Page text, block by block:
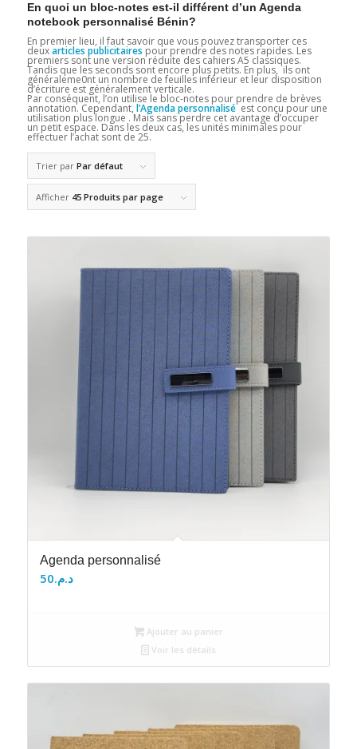
En quoi un bloc-notes est-il différent d’un Agenda
notebook personnalisé Bénin?
En premier lieu, il faut savoir que vous pouvez transporter ces
deuxarticles publicitaires pour prendre des notes rapides. Les
premiers sont une version réduite des cahiers A5 classiques.
Tandis que les seconds sont encore plus petits. En plus, ils ont
généraleme0nt un nombre de feuilles inférieur et leur disposition
d’écriture est généralement verticale.
Par conséquent, l’on utilise le bloc-notes pour prendre de brèves
annotation. Cependant, l’Agenda personnalisé est conçu pour une
utilisation plus longue . Mais sans perdre cet avantage d’occuper
un petit espace. Dans les deux cas, les unités minimales pour
effectuer l’achat sont de 25.
Trier par Par défaut
Afficher 45 Produits par page
Agenda personnalisé
د.م.50
Ajouter au panier
Voir les détails